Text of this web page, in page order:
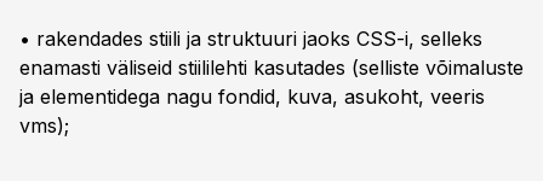
• rakendades stiili ja struktuuri jaoks CSS-i, selleks
enamasti väliseid stiililehti kasutades (selliste võimaluste
ja elementidega nagu fondid, kuva, asukoht, veeris
vms);